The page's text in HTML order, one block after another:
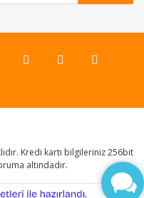
Kredi kartı bilgileriniz 256bit
altındadır.
e-